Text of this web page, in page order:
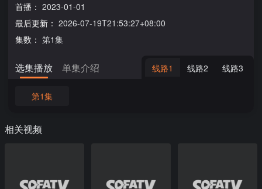
首播： 2023-01-01
最后更新： 2026-07-19T21:53:27+08:00
集数： 第1集
选集播放 单集介绍 线路1 线路2 线路3
第1集
相关视频